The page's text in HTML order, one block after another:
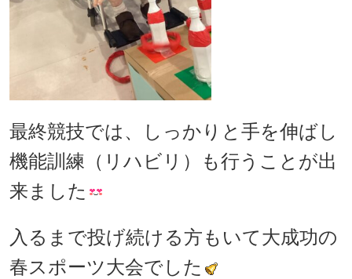
最終競技では、しっかりと手を伸ばし
機能訓練（リハビリ）も行うことが出
来ました
入るまで投げ続ける方もいて大成功の
春スポーツ大会でした